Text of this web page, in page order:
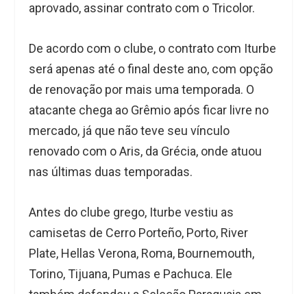
aprovado, assinar contrato com o Tricolor.
De acordo com o clube, o contrato com Iturbe
será apenas até o final deste ano, com opção
de renovação por mais uma temporada. O
atacante chega ao Grêmio após ficar livre no
mercado, já que não teve seu vínculo
renovado com o Aris, da Grécia, onde atuou
nas últimas duas temporadas.
Antes do clube grego, Iturbe vestiu as
camisetas de Cerro Porteño, Porto, River
Plate, Hellas Verona, Roma, Bournemouth,
Torino, Tijuana, Pumas e Pachuca. Ele